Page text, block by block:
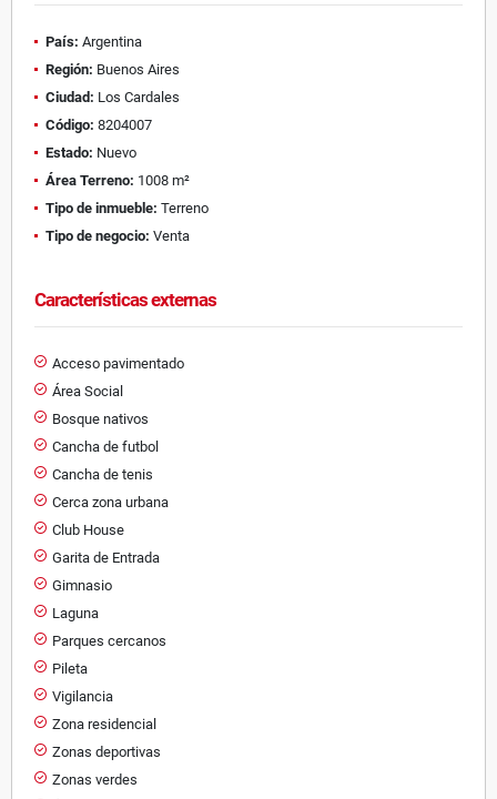
País: Argentina
Región: Buenos Aires
Ciudad: Los Cardales
Código: 8204007
Estado: Nuevo
Área Terreno: 1008 m²
Tipo de inmueble: Terreno
Tipo de negocio: Venta
Características externas
Acceso pavimentado
Área Social
Bosque nativos
Cancha de futbol
Cancha de tenis
Cerca zona urbana
Club House
Garita de Entrada
Gimnasio
Laguna
Parques cercanos
Pileta
Vigilancia
Zona residencial
Zonas deportivas
Zonas verdes